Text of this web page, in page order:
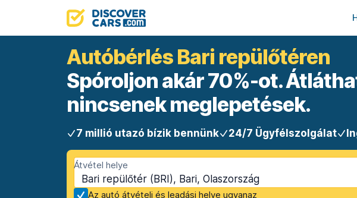
Autóbérlés Bari repülőtéren
Spóroljon akár 70%-ot.
nincsenek meglepetések.
7 millió utazó bízik bennünk 24/7 Ügyfélszolgálat
Átvétel helye
Bari repülőtér (BRI), Bari, Olaszország
Az autó átvételi és leadási helye ugyanaz